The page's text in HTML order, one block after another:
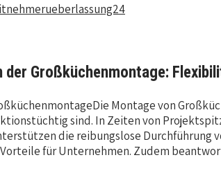
der Großküchenmontage:
Die Montage von
sind. In Zeiten von
die reibungslose Durchführung
für Unternehmen. Zudem